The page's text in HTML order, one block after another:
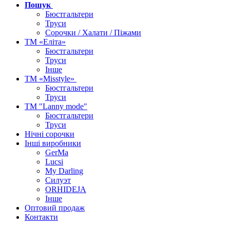
Пошук
Бюстгальтери
Труси
Сорочки / Халати / Піжами
ТМ «Еліта»
Бюстгальтери
Труси
Інше
ТМ «Misstyle»
Бюстгальтери
Труси
ТМ "Lanny mode"
Бюстгальтери
Труси
Нічні сорочки
Інші виробники
GerMa
Lucsi
My Darling
Силуэт
ORHIDEJA
Інше
Оптовий продаж
Контакти